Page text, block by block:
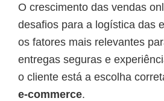
O crescimento das vendas
desafios para a logística das
os fatores mais relevantes
entregas seguras e
o cliente está a escolha
e-commerce.